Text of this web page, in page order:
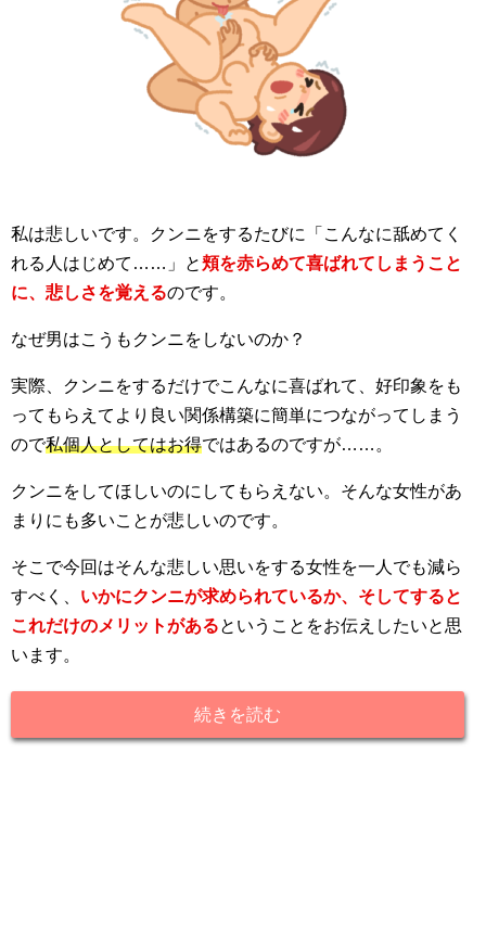
私は悲しいです。クンニをするたびに「こんなに舐めてく
れる人はじめて……」と頬を赤らめて喜ばれてしまうこと
に、悲しさを覚えるのです。
なぜ男はこうもクンニをしないのか？
実際、クンニをするだけでこんなに喜ばれて、好印象をも
ってもらえてより良い関係構築に簡単につながってしまう
ので私個人としてはお得ではあるのですが……。
クンニをしてほしいのにしてもらえない。そんな女性があ
まりにも多いことが悲しいのです。
そこで今回はそんな悲しい思いをする女性を一人でも減ら
すべく、 いかにクンニが求められているか、そしてすると
これだけのメリットがあるということをお伝えしたいと思
います。
続きを読む